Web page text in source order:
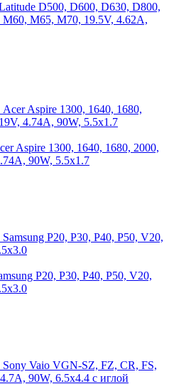
D500, D600, D630, D800,
M60, M65, M70, 19.5V, 4.62А,
Aspire 1300, 1640, 1680, 2000,
90W, 5.5x1.7
P20, P30, P40, P50, V20,